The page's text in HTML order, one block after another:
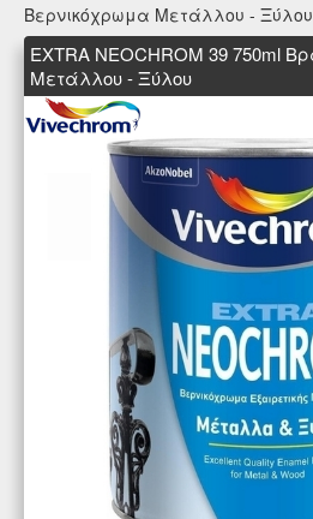
Βερνικόχρωμα Μετάλλου - Ξύλου
EXTRA NEOCHROM 39 750ml
Μετάλλου - Ξύλου